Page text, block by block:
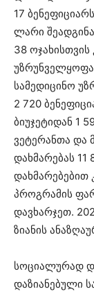
17
ლარი
38
სამედიცინო
2 720
ბიუჯეტიდან 1
ვეტერანთა და
დახმარებას
დახმარებებით
პროგრამის
დავხარჯეთ.
ზიანის
სოციალურად
დაზიანებული